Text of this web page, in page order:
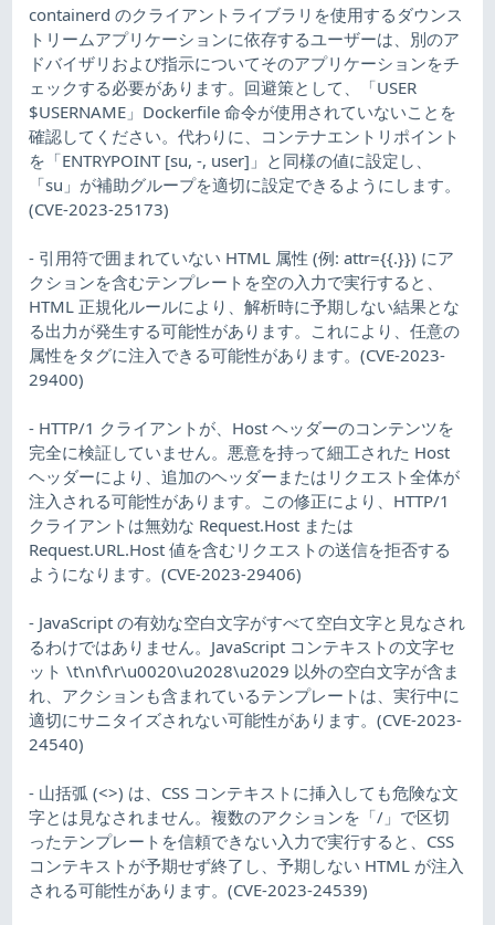
containerd のクライアントライブラリを使用するダウンス
トリームアプリケーションに依存するユーザーは、別のア
ドバイザリおよび指示についてそのアプリケーションをチ
ェックする必要があります。回避策として、「USER
$USERNAME」Dockerfile 命令が使用されていないことを
確認してください。代わりに、コンテナエントリポイント
を「ENTRYPOINT [su, -, user]」と同様の値に設定し、
「su」が補助グループを適切に設定できるようにします。
(CVE-2023-25173)
- 引用符で囲まれていない HTML 属性 (例: attr={{.}}) にア
クションを含むテンプレートを空の入力で実行すると、
HTML 正規化ルールにより、解析時に予期しない結果とな
る出力が発生する可能性があります。これにより、任意の
属性をタグに注入できる可能性があります。(CVE-2023-
29400)
- HTTP/1 クライアントが、Host ヘッダーのコンテンツを
完全に検証していません。悪意を持って細工された Host
ヘッダーにより、追加のヘッダーまたはリクエスト全体が
注入される可能性があります。この修正により、HTTP/1
クライアントは無効な Request.Host または
Request.URL.Host 値を含むリクエストの送信を拒否する
ようになります。(CVE-2023-29406)
- JavaScript の有効な空白文字がすべて空白文字と見なされ
るわけではありません。JavaScript コンテキストの文字セ
ット \t\n\f\r\u0020\u2028\u2029 以外の空白文字が含ま
れ、アクションも含まれているテンプレートは、実行中に
適切にサニタイズされない可能性があります。(CVE-2023-
24540)
- 山括弧 (<>) は、CSS コンテキストに挿入しても危険な文
字とは見なされません。複数のアクションを「/」で区切
ったテンプレートを信頼できない入力で実行すると、CSS
コンテキストが予期せず終了し、予期しない HTML が注入
される可能性があります。(CVE-2023-24539)